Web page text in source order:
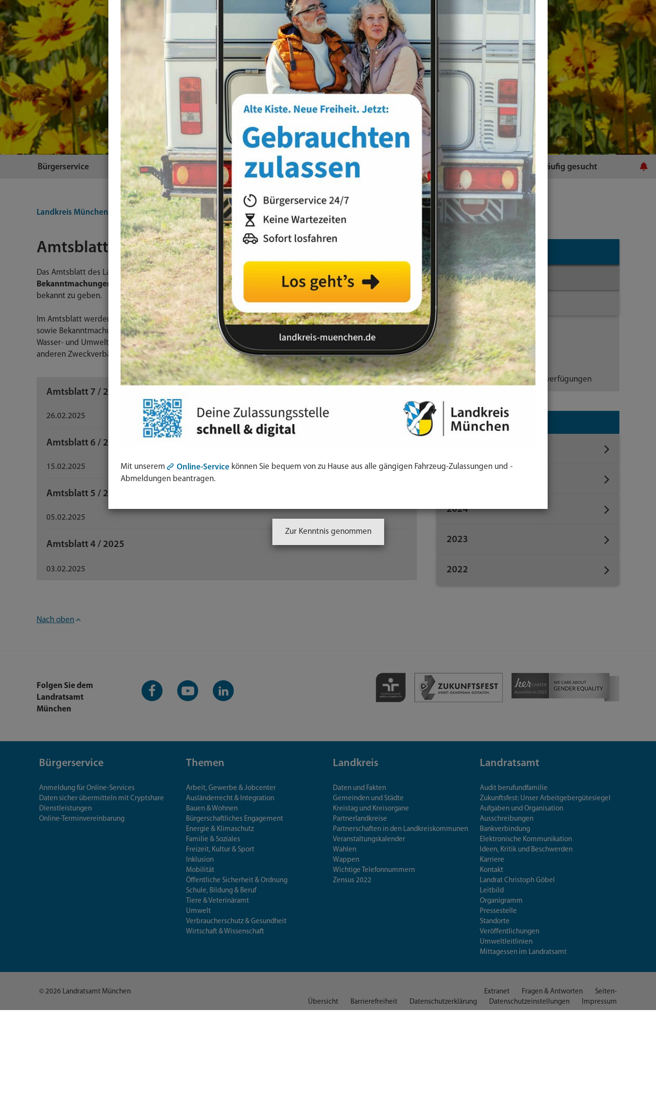
Bürgerservice Themen Landkreis Landratsamt Häufig gesucht
Landkreis München Landratsamt Veröffentlichungen Bekanntmachungen
Amtsblatt
Das Amtsblatt des Landkreises München ist ein behördliches
Mitteilungsblatt für amtliche
Bekanntmachungen
, die die Allgemeinheit betreffen und dazu dienen, einen Sachverhalt öffentlich
bekannt zu geben.
Im Amtsblatt werden die Sitzungstermine des Kreistags und seiner Ausschüsse einschließlich Tagesordnung
sowie Bekanntmachungen der Fachbereiche des Landratsamtes (Verordnungen, Vollzüge der Bau-, Waffen-,
Wasser- und Umweltgesetze u. a.) veröffentlicht. Darüber hinaus werden Bekanntmachungen von Schul- und
anderen Zweckverbänden sowie von der Kreissparkasse München Starnberg Ebersberg dort abgedruckt.
Amtsblatt 7 / 2025
26.02.2025
Amtsblatt 6 / 2025
15.02.2025
Amtsblatt 5 / 2025
05.02.2025
Amtsblatt 4 / 2025
03.02.2025
Landratsamt
Veröffentlichungen
Bekanntmachungen
Amtsblatt
Satzungen
Verordnungen & Allgemeinverfügungen
Datum
2024
2023
2022
Nach oben
Folgen Sie dem
Landratsamt
München
Facebook-
Seite
YouTube-
Kanal
LinkedIn-
Kanal
Bürgerservice
Anmeldung für Online-Services
Daten sicher übermitteln mit Cryptshare
Dienstleistungen
Online-Terminvereinbarung
Themen
Arbeit, Gewerbe & Jobcenter
Ausländerrecht & Integration
Bauen & Wohnen
Bürgerschaftliches Engagement
Energie & Klimaschutz
Familie & Soziales
Freizeit, Kultur & Sport
Inklusion
Mobilität
Öffentliche Sicherheit & Ordnung
Schule, Bildung & Beruf
Tiere & Veterinäramt
Umwelt
Verbraucherschutz & Gesundheit
Wirtschaft & Wissenschaft
Landkreis
Daten und Fakten
Gemeinden und Städte
Kreistag und Kreisorgane
Partnerlandkreise
Partnerschaften in den Landkreiskommunen
Veranstaltungskalender
Wahlen
Wappen
Wichtige Telefonnummern
Zensus 2022
Landratsamt
Audit berufundfamilie
Zukunftsfest: Unser Arbeitgebergütesiegel
Aufgaben und Organisation
Ausschreibungen
Bankverbindung
Elektronische Kommunikation
Ideen, Kritik und Beschwerden
Karriere
Kontakt
Landrat Christoph Göbel
Leitbild
Organigramm
Pressestelle
Standorte
Veröffentlichungen
Umweltleitlinien
Mittagessen im Landratsamt
© 2026 Landratsamt München Extranet Fragen & Antworten
Seiten-
Übersicht
Barrierefreiheit Datenschutzerklärung Datenschutzeinstellungen Impressum
Mit unserem Online-Service können Sie bequem von zu Hause aus alle gängigen Fahrzeug-Zulassungen und -
Abmeldungen beantragen.
Zur Kenntnis genommen